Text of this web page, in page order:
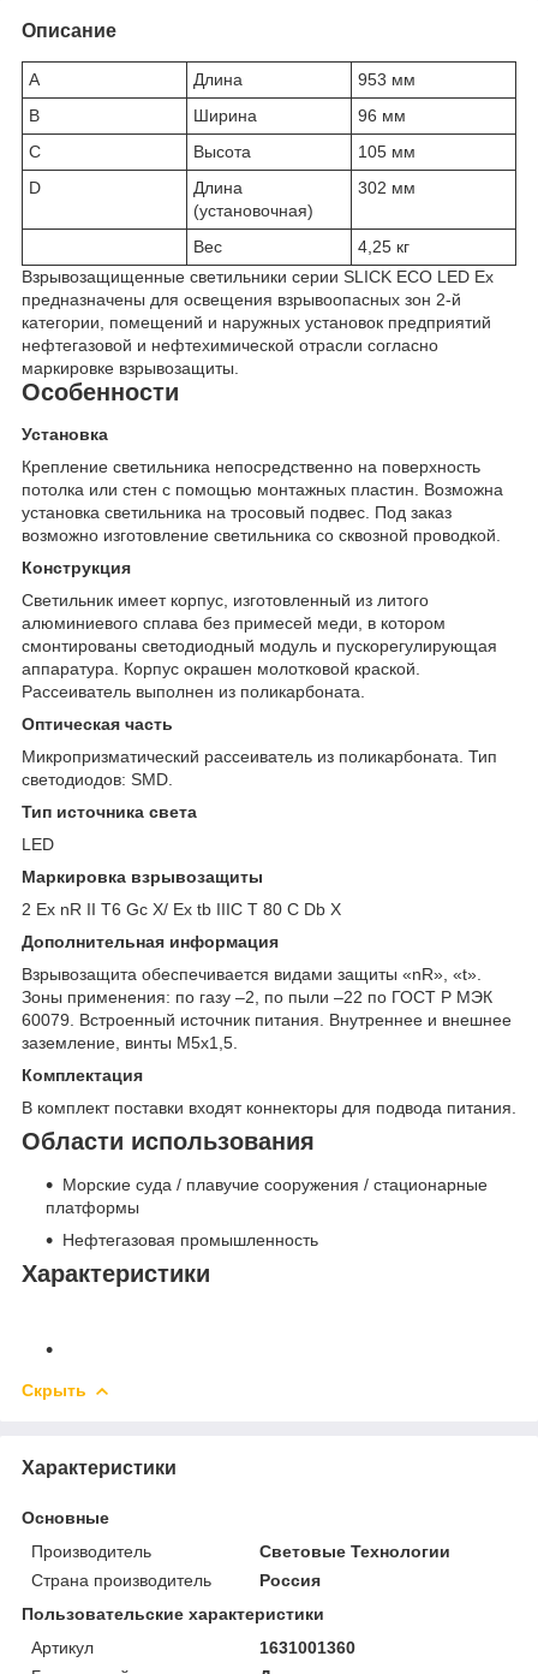
Описание
A Длина
953 мм
B
Ширина
96 мм
C
Высота
105 мм
D
Длина
(установочная)
302 мм
Вес
4,25 кг
Взрывозащищенные светильники серии SLICK ECO LED Ex
предназначены для освещения взрывоопасных зон 2-й
категории, помещений и наружных установок предприятий
нефтегазовой и нефтехимической отрасли согласно
маркировке взрывозащиты.
Особенности
Установка
Крепление светильника непосредственно на поверхность
потолка или стен с помощью монтажных пластин. Возможна
установка светильника на тросовый подвес. Под заказ
возможно изготовление светильника со сквозной проводкой.
Конструкция
Светильник имеет корпус, изготовленный из литого
алюминиевого сплава без примесей меди, в котором
смонтированы светодиодный модуль и пускорегулирующая
аппаратура. Корпус окрашен молотковой краской.
Рассеиватель выполнен из поликарбоната.
Оптическая часть
Микропризматический рассеиватель из поликарбоната. Тип
светодиодов: SMD.
Тип источника света
LED
Маркировка взрывозащиты
2 Ex nR II T6 Gc X/ Ex tb IIIC T 80 C Db X
Дополнительная информация
Взрывозащита обеспечивается видами защиты «nR», «t».
Зоны применения: по газу –2, по пыли –22 по ГОСТ Р МЭК
60079. Встроенный источник питания. Внутреннее и внешнее
заземление, винты М5х1,5.
Комплектация
В комплект поставки входят коннекторы для подвода питания.
Области использования
Морские суда / плавучие сооружения / стационарные
платформы
Нефтегазовая промышленность
Характеристики
Скрыть
Характеристики
Основные
Производитель
Световые Технологии
Страна производитель
Россия
Пользовательские характеристики
Артикул
1631001360